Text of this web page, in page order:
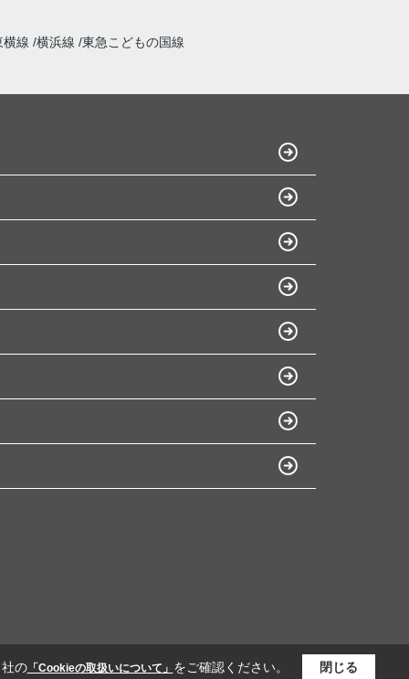
横線 横浜線 東急こどもの国線
の「Cookieの取扱いについて」 をご確認ください。 閉じる